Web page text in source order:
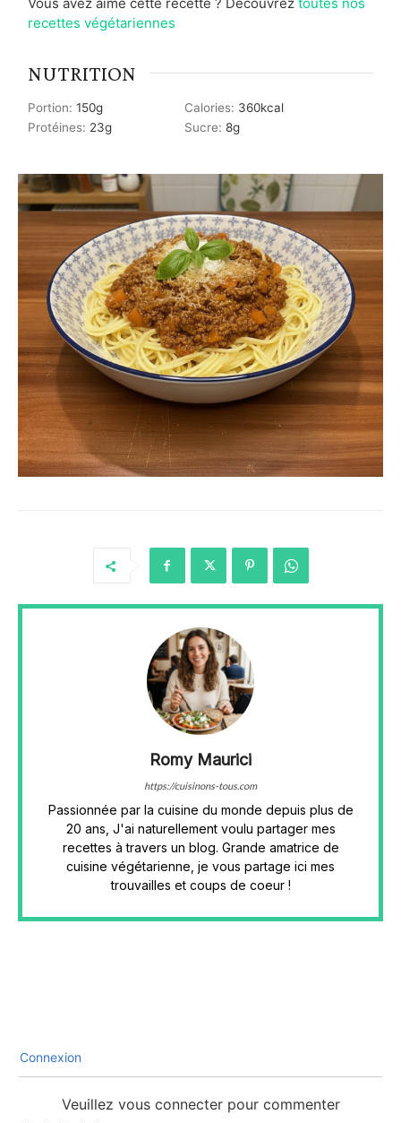
recettes végétariennes
NUTRITION
Portion: 150g Calories: 360kcal
Protéines: 23g Sucre: 8g
Romy Maurici
https://cuisinons-tous.com
Passionnée par la cuisine du monde depuis plus de
20 ans, J'ai naturellement voulu partager mes
recettes à travers un blog. Grande amatrice de
cuisine végétarienne, je vous partage ici mes
trouvailles et coups de coeur !
Connexion
Veuillez vous connecter pour commenter